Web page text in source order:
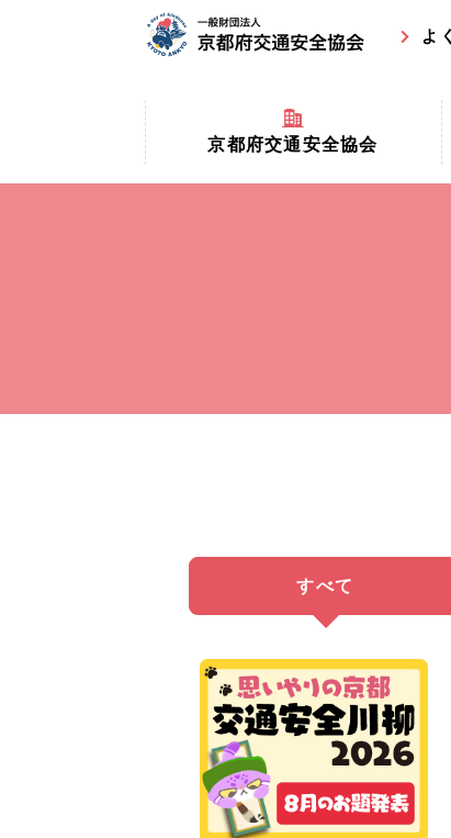
よ
京都府交通安全協会
京都府交通安全協会とは？
すべて